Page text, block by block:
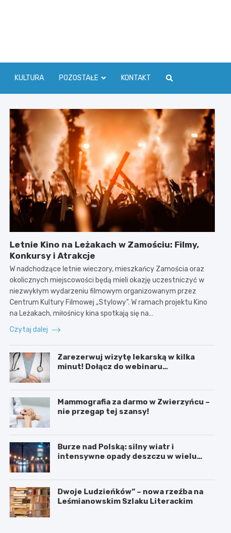
KULTURA POZOSTAŁE KONTAKT
Letnie Kino na Leżakach w Zamościu: Filmy,
Konkursy i Atrakcje
W nadchodzące letnie wieczory, mieszkańcy Zamościa oraz
okolicznych miejscowości będą mieli okazję uczestniczyć w
niezwykłym wydarzeniu filmowym organizowanym przez
Centrum Kultury Filmowej „Stylowy”. W ramach projektu Kino
na Leżakach, miłośnicy kina spotkają się na…
Czytaj dalej
Zarezerwuj wizytę lekarską w kilka
minut! Dołącz do webinaru
Mammografia za darmo w Zwierzyńcu –
nie przegap tej szansy!
Burze nad Polską: silny wiatr i
intensywne opady deszczu w wielu
Dwoje Ludzieńków” – nowa rzeźba na
Leśmianowskim Szlaku Literackim